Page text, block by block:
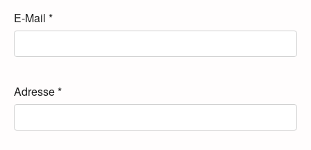
E-Mail *
Adresse*